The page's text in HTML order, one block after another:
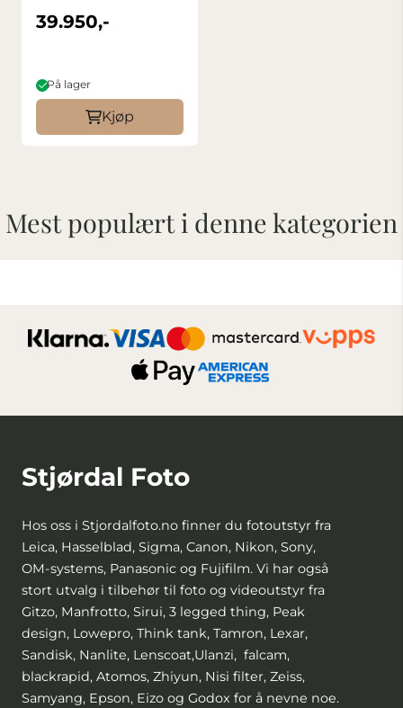
ASPH brukt
39.950,-
På lager
Kjøp
Mest populært i denne kategorien
Stjørdal Foto
Hos oss i Stjordalfoto.no finner du fotoutstyr fra
Leica, Hasselblad, Sigma, Canon, Nikon, Sony,
OM-systems, Panasonic og Fujifilm. Vi har også
stort utvalg i tilbehør til foto og videoutstyr fra
Gitzo, Manfrotto, Sirui, 3 legged thing, Peak
design, Lowepro, Think tank, Tamron, Lexar,
Sandisk, Nanlite, Lenscoat,Ulanzi, falcam,
blackrapid, Atomos, Zhiyun, Nisi filter, Zeiss,
Samyang, Epson, Eizo og Godox for å nevne noe.